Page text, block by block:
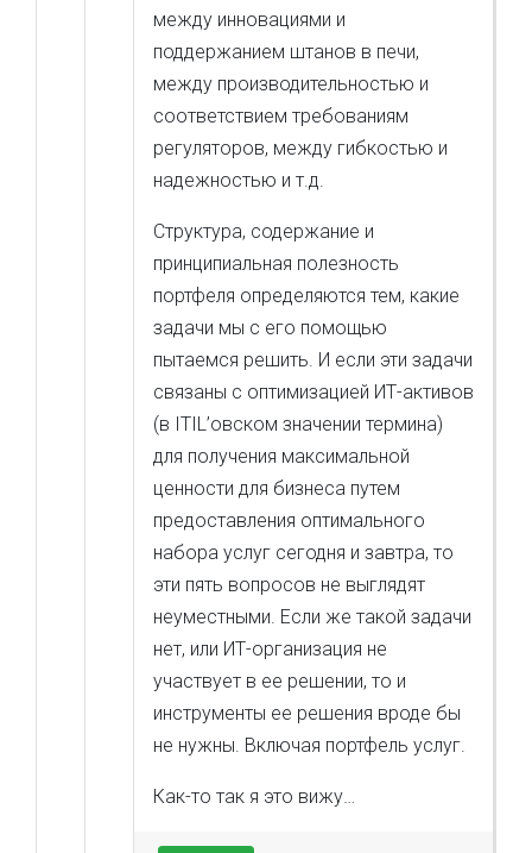
между инновациями и
поддержанием штанов в печи,
между производительностью и
соответствием требованиям
регуляторов, между гибкостью и
надежностью и т.д.
Структура, содержание и
принципиальная полезность
портфеля определяются тем, какие
задачи мы с его помощью
пытаемся решить. И если эти задачи
связаны с оптимизацией ИТ-активов
(в ITIL’овском значении термина)
для получения максимальной
ценности для бизнеса путем
предоставления оптимального
набора услуг сегодня и завтра, то
эти пять вопросов не выглядят
неуместными. Если же такой задачи
нет, или ИТ-организация не
участвует в ее решении, то и
инструменты ее решения вроде бы
не нужны. Включая портфель услуг.
Как-то так я это вижу…